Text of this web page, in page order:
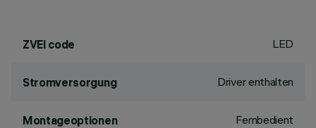
ZVEI code LED
Stromversorgung Driver enthalten
Montageoptionen Fernbedient